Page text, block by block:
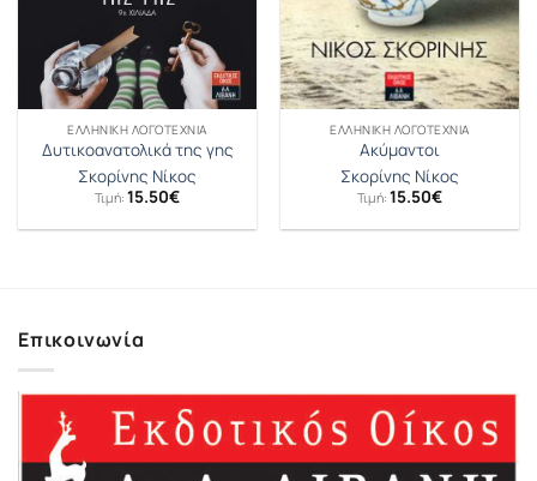
ΕΛΛΗΝΙΚΉ ΛΟΓΟΤΕΧΝΊΑ
Δυτικοανατολικά της γης
Σκορίνης Νίκος
Τιμή: 15.50€
ΕΛΛΗΝΙΚΉ ΛΟΓΟΤΕΧΝΊΑ
Ακύμαντοι
Σκορίνης Νίκος
Τιμή: 15.50€
Επικοινωνία